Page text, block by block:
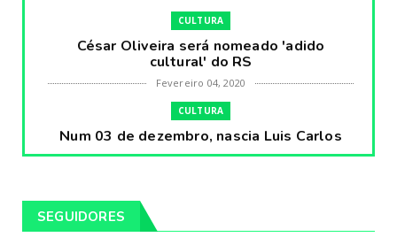
CULTURA
César Oliveira será nomeado 'adido
cultural' do RS
Fevereiro 04, 2020
CULTURA
Num 03 de dezembro, nascia Luis Carlos
Prestes, o Cavaleiro ...
Pintores da Temática Gauchesca - parte
SEGUIDORES